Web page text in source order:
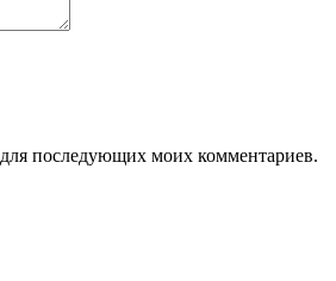
последующих моих комментариев.